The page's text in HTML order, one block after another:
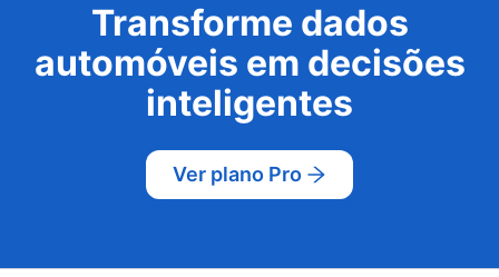
Transforme dados
automóveis em decisões
inteligentes
Ver plano Pro